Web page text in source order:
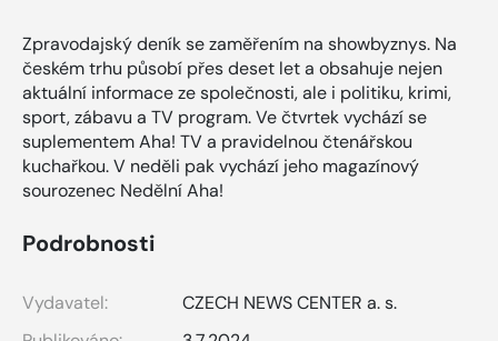
Zpravodajský deník se zaměřením na showbyznys. Na
českém trhu působí přes deset let a obsahuje nejen
aktuální informace ze společnosti, ale i politiku, krimi,
sport, zábavu a TV program. Ve čtvrtek vychází se
suplementem Aha! TV a pravidelnou čtenářskou
kuchařkou. V neděli pak vychází jeho magazínový
sourozenec Nedělní Aha!
Podrobnosti
Vydavatel:
CZECH NEWS CENTER a. s.